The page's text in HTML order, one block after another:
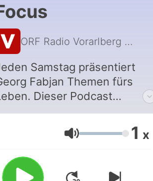
ORF Radio Vorarlberg |
Samstag präsentiert
Fabjan Themen fürs
Dieser Podcast
die Sendung "Focus"
von ORF Radio Vorarlberg,
jeden Samstag von 13.00 bis
14.00 Uhr.
Volum 1 x